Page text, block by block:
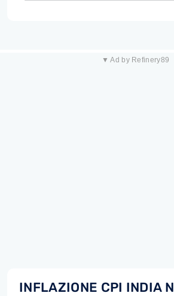
▼ Ad by Refinery89
INFLAZIONE CPI INDIA